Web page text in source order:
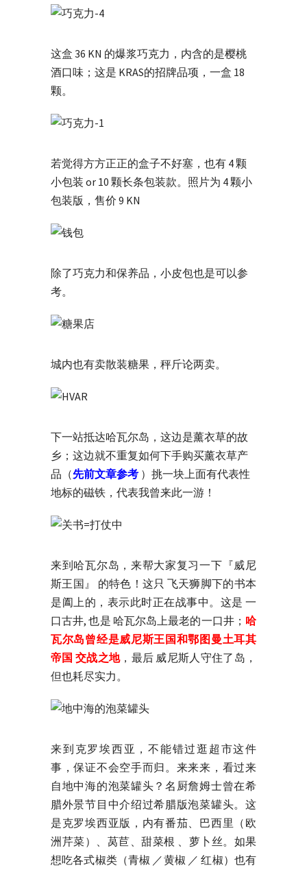
这盒 36 KN 的爆浆巧克力，内含的是樱桃
酒口味；这是 KRAS的招牌品项，一盒 18
颗。
若觉得方方正正的盒子不好塞，也有 4 颗
小包装 or 10 颗长条包装款。照片为 4 颗小
包装版，售价 9 KN
除了巧克力和保养品，小皮包也是可以参
考。
城内也有卖散装糖果，秤斤论两卖。
下一站抵达哈瓦尔岛，这边是薰衣草的故
乡；这边就不重复如何下手购买薰衣草产
品（先前文章参考 ）挑一块上面有代表性
地标的磁铁，代表我曾来此一游！
来到哈瓦尔岛，来帮大家复习一下『威尼
斯王国』 的特色！这只 飞天狮脚下的书本
是阖上的，表示此时正在战事中。这是 一
口古井, 也是 哈瓦尔岛上最老的一口井； 哈
瓦尔岛曾经是威尼斯王国和鄂图曼土耳其
帝国 交战之地，最后 威尼斯人守住了岛，
但也耗尽实力。
来到克罗埃西亚，不能错过逛超市这件
事，保证不会空手而归。来来来，看过来
自地中海的泡菜罐头？名厨詹姆士曾在希
腊外景节目中介绍过希腊版泡菜罐头。这
是克罗埃西亚版，内有番茄、巴西里（欧
洲芹菜）、莴苣、甜菜根 、萝卜丝。如果
想吃各式椒类（青椒 ／黄椒 ／ 红椒）也有